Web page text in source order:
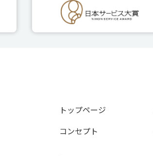
トップページ
コンセプト